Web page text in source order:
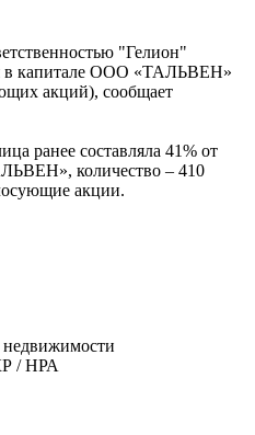
"Гелион"
в капитале ООО «ТАЛЬВЕН»
акций), сообщает
ранее составляла 41% от
количество – 410
акции.
/ НРА